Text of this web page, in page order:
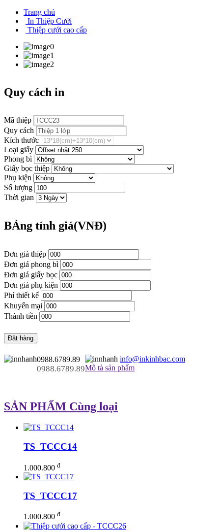
Trang chủ
In Thiệp Cưới
Thiệp cưới cao cấp
Quy cách in
Mã thiệp
Quy cách
Kích thước
Loại giấy
Phong bì
Giấy bọc thiệp
Phụ kiện
Số lượng
Thời gian
BẢng tính giá(VNĐ)
Đơn giá thiệp
Đơn giá phong bì
Đơn giá giấy bọc
Đơn giá phụ kiện
Phí thiết kế
Khuyến mại
Thành tiền
Đặt hàng
0988.6789.89
0988.6789.89
info@inkinhbac.com
Mô tả sản phẩm
SẢN PHẨM Cùng loại
TS_TCCC14
1.000.800 đ
TS_TCCC17
1.000.800 đ